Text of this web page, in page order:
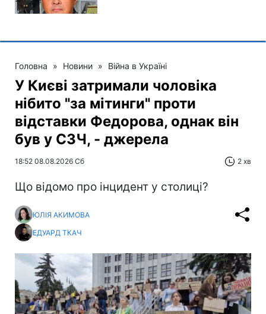
Головна » Новини » Війна в Україні
У Києві затримали чоловіка
нібито "за мітинги" проти
відставки Федорова, однак він
був у СЗЧ, - джерела
18:52 08.08.2026 Сб 2 хв
Що відомо про інцидент у столиці?
ЮЛІЯ АКИМОВА
ЕДУАРД ТКАЧ